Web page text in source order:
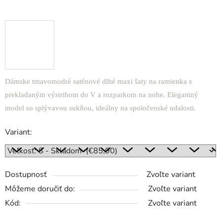
Dámske tmavomodré saténové dlhé maxi šaty na ramienka s
prekladaným výstrihom do V a rozparkom na nohe. Elegantný
model so splývavou sukňou, ideálny na spoločenské udalosti.
Variant:
Dostupnosť
Zvoľte variant
Môžeme doručiť do:
Zvoľte variant
Kód:
Zvoľte variant